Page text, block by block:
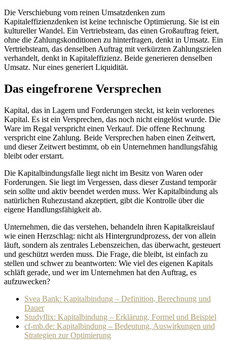
Die Verschiebung vom reinen Umsatzdenken zum
Kapitaleffizienzdenken ist keine technische Optimierung. Sie ist ein
kultureller Wandel. Ein Vertriebsteam, das einen Großauftrag feiert,
ohne die Zahlungskonditionen zu hinterfragen, denkt in Umsatz. Ein
Vertriebsteam, das denselben Auftrag mit verkürzten Zahlungszielen
verhandelt, denkt in Kapitaleffizienz. Beide generieren denselben
Umsatz. Nur eines generiert Liquidität.
Das eingefrorene Versprechen
Kapital, das in Lagern und Forderungen steckt, ist kein verlorenes
Kapital. Es ist ein Versprechen, das noch nicht eingelöst wurde. Die
Ware im Regal verspricht einen Verkauf. Die offene Rechnung
verspricht eine Zahlung. Beide Versprechen haben einen Zeitwert,
und dieser Zeitwert bestimmt, ob ein Unternehmen handlungsfähig
bleibt oder erstarrt.
Die Kapitalbindungsfalle liegt nicht im Besitz von Waren oder
Forderungen. Sie liegt im Vergessen, dass dieser Zustand temporär
sein sollte und aktiv beendet werden muss. Wer Kapitalbindung als
natürlichen Ruhezustand akzeptiert, gibt die Kontrolle über die
eigene Handlungsfähigkeit ab.
Unternehmen, die das verstehen, behandeln ihren Kapitalkreislauf
wie einen Herzschlag: nicht als Hintergrundprozess, der von allein
läuft, sondern als zentrales Lebenszeichen, das überwacht, gesteuert
und geschützt werden muss. Die Frage, die bleibt, ist einfach zu
stellen und schwer zu beantworten: Wie viel des eigenen Kapitals
schläft gerade, und wer im Unternehmen hat den Auftrag, es
aufzuwecken?
Svea Bank: Kapitalbindung – Definition, Berechnung und
Dauer
Studyflix: Kapitalbindung – Erklärung, Formel und Beispiel
cf-mb.de: Kapitalbindung – Bedeutung, Auswirkungen und
Strategien zur Optimierung